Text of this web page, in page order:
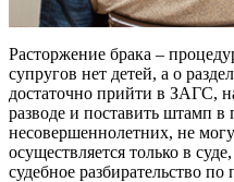
Расторжение брака –
супругов нет детей, а о
достаточно прийти в ЗАГС,
разводе и поставить штамп
несовершеннолетних, не
осуществляется только в
судебное разбирательство